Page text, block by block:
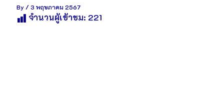
By /3 พฤษภาคม 2567
จำนวนผู้เข้าชม: 221